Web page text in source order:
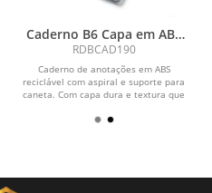
Caderno B6 Capa em ABS
com Caneta
RDBCAD190
Caderno de anotações em ABS
reciclável com aspiral e suporte para
caneta. Com capa dura e textura que